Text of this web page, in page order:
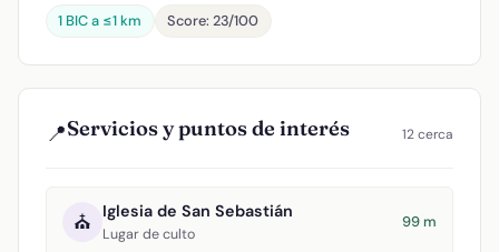
1 BIC a ≤1 km Score: 23/100
📍Servicios y puntos de interés 12 cerca
⛪ Iglesia de San Sebastián
Lugar de culto
99 m